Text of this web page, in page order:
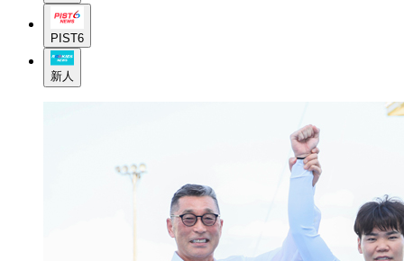
PIST6
新人